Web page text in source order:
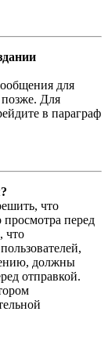
для
позже. Для
в параграф
что
просмотра перед
что
должны
отправкой.